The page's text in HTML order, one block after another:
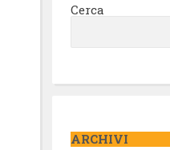
Cerca
ARCHIVI